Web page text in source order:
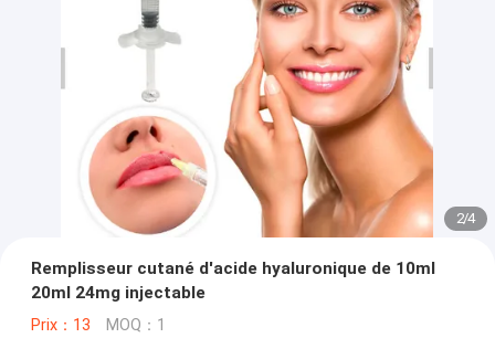
2/4
Remplisseur cutané d'acide hyaluronique de 10ml
20ml 24mg injectable
Prix：13 MOQ：1